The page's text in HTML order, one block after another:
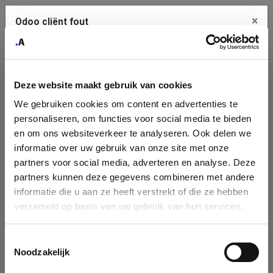
Deze website maakt gebruik van cookies
We gebruiken cookies om content en advertenties te
personaliseren, om functies voor social media te bieden
en om ons websiteverkeer te analyseren. Ook delen we
informatie over uw gebruik van onze site met onze
partners voor social media, adverteren en analyse. Deze
partners kunnen deze gegevens combineren met andere
informatie die u aan ze heeft verstrekt of die ze hebben
verzameld op basis van uw gebruik van hun services.
Noodzakelijk
Identificatie
onderneming
Please fill in your company details
You can search a company in our database by name, VAT or
enterprise ID. When a company is selected it will auto-complete the
form. If you don't find your company in our database, you can create
Odoo cliënt fout ×
klembord
Je dient de kopieer knop te gebruiken om de fout te melden
aan support.
Bekijk details